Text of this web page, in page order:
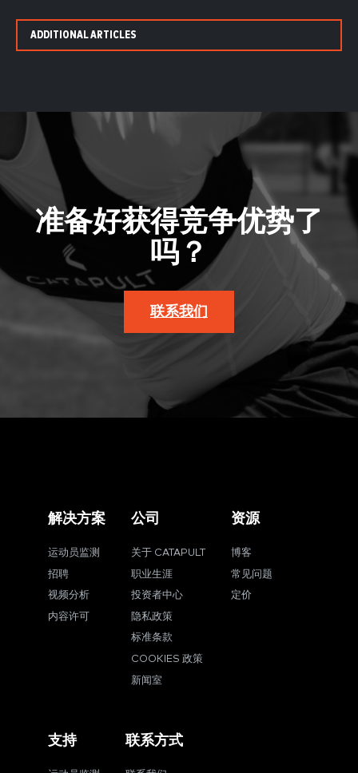
ADDITIONAL ARTICLES
准备好获得竞争优势了
吗？
联系我们
解决方案
运动员监测
招聘
视频分析
内容许可
公司
关于 CATAPULT
职业生涯
投资者中心
隐私政策
标准条款
COOKIES 政策
新闻室
资源
博客
常见问题
定价
支持 联系方式